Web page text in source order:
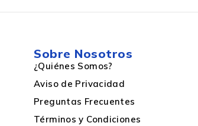
Sobre Nosotros
¿Quiénes Somos?
Aviso de Privacidad
Preguntas Frecuentes
Términos y Condiciones